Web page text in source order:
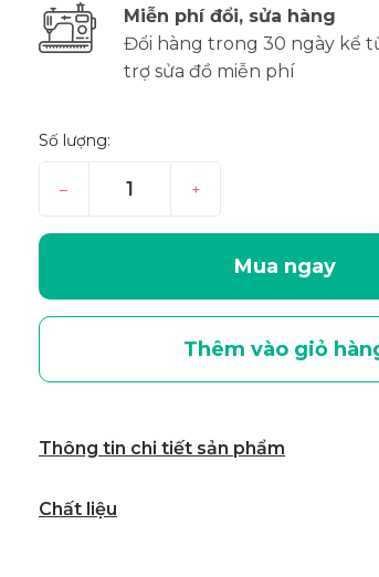
Miễn phí đổi, sửa hàng
Đổi hàng trong 30 ngày kể
trợ sửa đồ miễn phí
Số lượng:
– +
Mua ngay
Thêm vào giỏ
Thông tin chi tiết sản phẩm
Chất liệu